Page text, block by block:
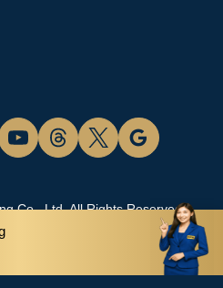
Co., Ltd. All Rights Reserved.